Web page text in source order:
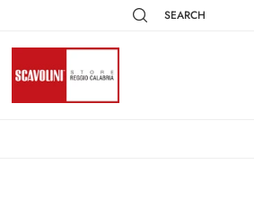
SEARCH